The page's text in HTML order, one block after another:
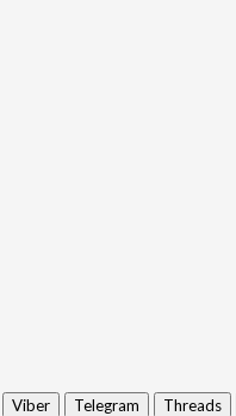
Viber Telegram Threads